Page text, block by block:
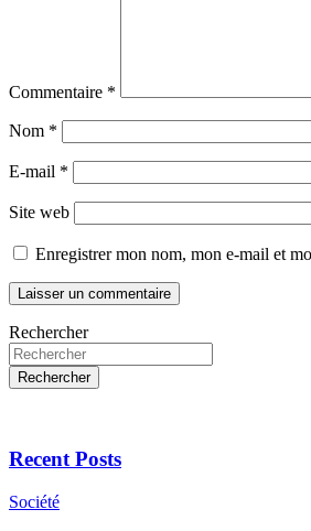
Commentaire *
Nom *
E-mail *
Site web
Enregistrer mon nom, mon e-mail et
Rechercher
Rechercher
Recent Posts
Société